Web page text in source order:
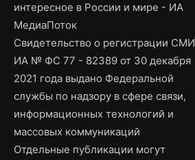
интересное в России и мире - ИА
МедиаПоток
Свидетельство о регистрации СМИ
ИА № ФС 77 - 82389 от 30 декабря
2021 года выдано Федеральной
службы по надзору в сфере связи,
информационных технологий и
массовых коммуникаций
Отдельные публикации могут